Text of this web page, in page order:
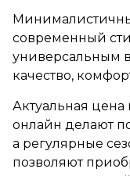
современный
универсальным
качество,
Актуальная цена
онлайн делают
а регулярные
позволяют